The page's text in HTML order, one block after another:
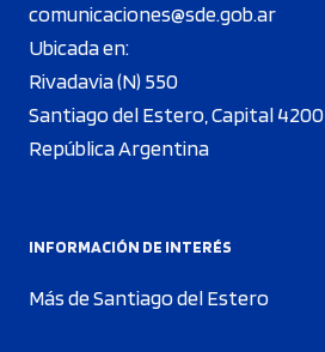
comunicaciones@sde.gob.ar
Ubicada en:
Rivadavia (N) 550
Santiago del Estero, Capital 4200
República Argentina
INFORMACIÓN DE INTERÉS
Más de Santiago del Estero